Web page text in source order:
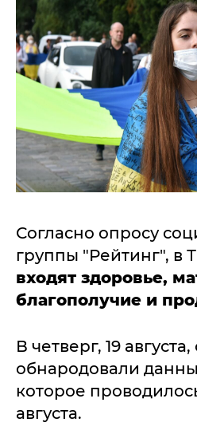
Согласно опросу
группы "Рейтинг", в
входят здоровье,
благополучие и
В четверг, 19
обнародовали
которое
августа.